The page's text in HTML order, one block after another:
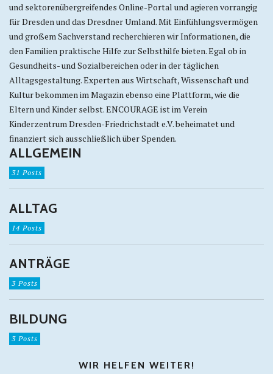
und sektorenübergreifendes Online-Portal und agieren vorrangig
für Dresden und das Dresdner Umland. Mit Einfühlungsvermögen
und großem Sachverstand recherchieren wir Informationen, die
den Familien praktische Hilfe zur Selbsthilfe bieten. Egal ob in
Gesundheits- und Sozialbereichen oder in der täglichen
Alltagsgestaltung. Experten aus Wirtschaft, Wissenschaft und
Kultur bekommen im Magazin ebenso eine Plattform, wie die
Eltern und Kinder selbst. ENCOURAGE ist im Verein
Kinderzentrum Dresden-Friedrichstadt e.V. beheimatet und
finanziert sich ausschließlich über Spenden.
ALLGEMEIN
31 Posts
ALLTAG
14 Posts
ANTRÄGE
3 Posts
BILDUNG
3 Posts
WIR HELFEN WEITER!